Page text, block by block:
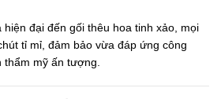
hiện đại đến gối thêu hoa tinh xảo, mọi
tỉ mỉ, đảm bảo vừa đáp ứng công
thẩm mỹ ấn tượng.